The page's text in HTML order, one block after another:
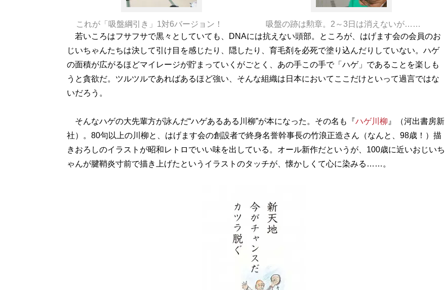
これが「吸盤綱引き」1対6バージョン！
吸盤の跡は勲章。2～3日は消えないが……
若いころはフサフサで黒々としていても、DNAには抗えない頭部。ところが、はげます会の会員のお
じいちゃんたちは決して引け目を感じたり、隠したり、育毛剤を必死で塗り込んだりしていない。ハゲ
の面積が広がるほどマイレージが貯まっていくがごとく、あの手この手で「ハゲ」であることを楽しも
うと貪欲だ。ツルツルであればあるほど強い、そんな組織は日本においてここだけといって過言ではな
いだろう。
そんなハゲの大先輩方が詠んだ“ハゲあるある川柳”が本になった。その名も『ハゲ川柳 』（河出書房新
社）。80句以上の川柳と、はげます会の創設者で終身名誉幹事長の竹浪正造さん（なんと、98歳！）描
きおろしのイラストが昭和レトロでいい味を出している。オール新作だというが、100歳に近いおじいち
ゃんが腱鞘炎寸前で描き上げたというイラストのタッチが、懐かしくて心に染みる……。